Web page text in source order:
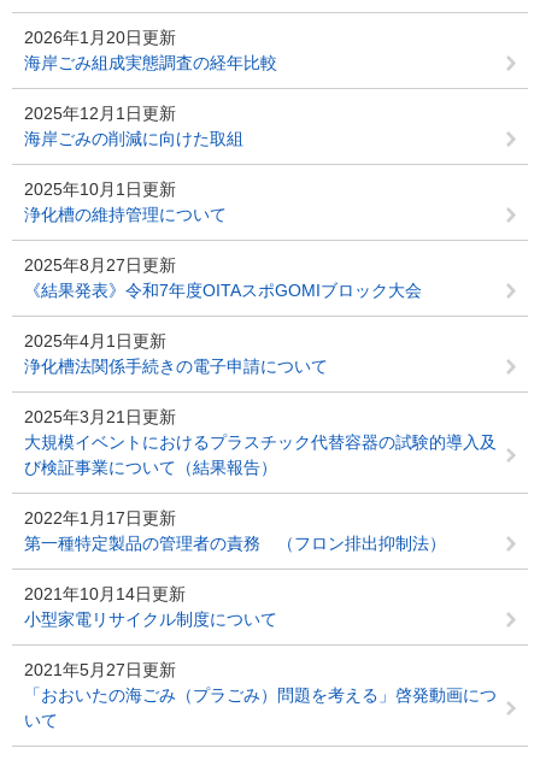
2026年1月20日更新
海岸ごみ組成実態調査の経年比較
2025年12月1日更新
海岸ごみの削減に向けた取組
2025年10月1日更新
浄化槽の維持管理について
2025年8月27日更新
《結果発表》令和7年度OITAスポGOMIブロック大会
2025年4月1日更新
浄化槽法関係手続きの電子申請について
2025年3月21日更新
大規模イベントにおけるプラスチック代替容器の試験的導入及
び検証事業について（結果報告）
2022年1月17日更新
第一種特定製品の管理者の責務 （フロン排出抑制法）
2021年10月14日更新
小型家電リサイクル制度について
2021年5月27日更新
「おおいたの海ごみ（プラごみ）問題を考える」啓発動画につ
いて